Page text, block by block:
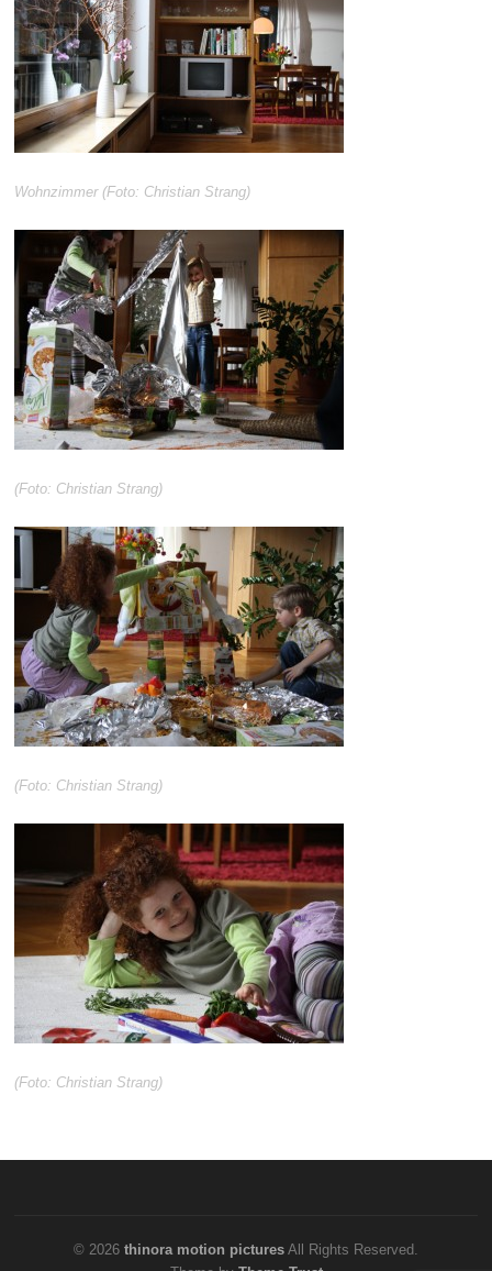
Wohnzimmer (Foto: Christian Strang)
(Foto: Christian Strang)
(Foto: Christian Strang)
(Foto: Christian Strang)
© 2026 thinora motion pictures All Rights Reserved.